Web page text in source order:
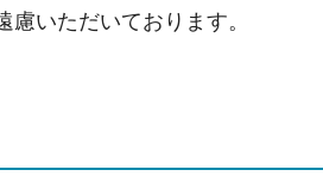
いただいております。